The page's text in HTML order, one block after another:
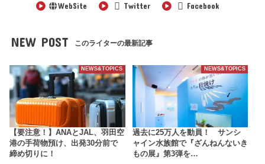
WebSite Twitter Facebook
NEW POST このライターの最新記事
NEWS&TOPICS
【要注意！】ANAとJAL、羽田空
港の手荷物預け、出発30分前で
締め切りに！
NEWS&TOPICS
過去に25万人を動員！ サンシ
ャイン水族館で『ざんねんないき
もの展』第3弾を…